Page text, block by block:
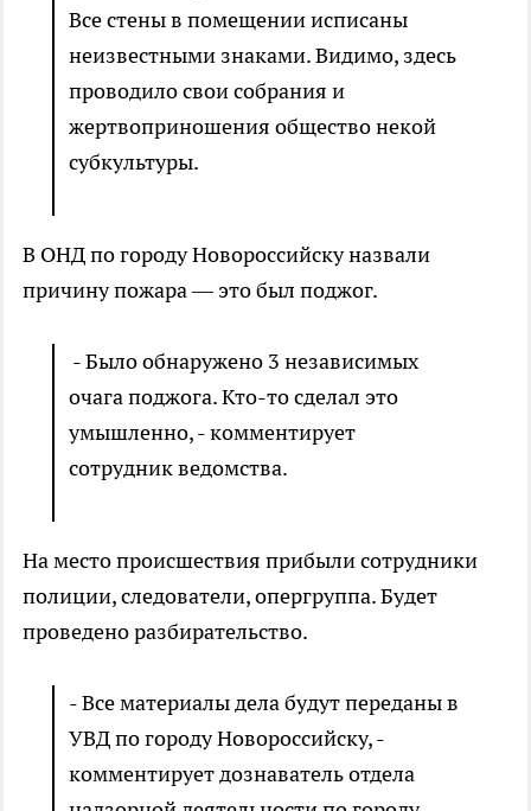
Все стены в помещении исписаны
неизвестными знаками. Видимо, здесь
проводило свои собрания и
жертвоприношения общество некой
субкультуры.
В ОНД по городу Новороссийску назвали
причину пожара — это был поджог.
- Было обнаружено 3 независимых
очага поджога. Кто-то сделал это
умышленно, - комментирует
сотрудник ведомства.
На место происшествия прибыли сотрудники
полиции, следователи, опергруппа. Будет
проведено разбирательство.
- Все материалы дела будут переданы в
УВД по городу Новороссийску, -
комментирует дознаватель отдела